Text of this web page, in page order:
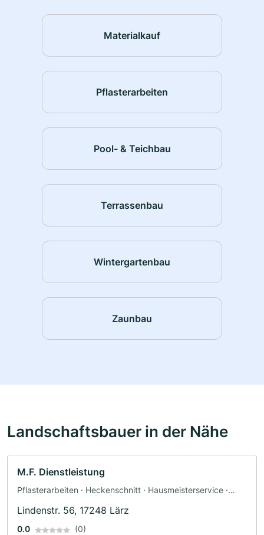
Materialkauf
Pflasterarbeiten
Pool- & Teichbau
Terrassenbau
Wintergartenbau
Zaunbau
Landschaftsbauer in der Nähe
M.F. Dienstleistung
Pflasterarbeiten · Heckenschnitt · Hausmeisterservice ·
Lindenstr. 56, 17248 Lärz
0.0 (0)